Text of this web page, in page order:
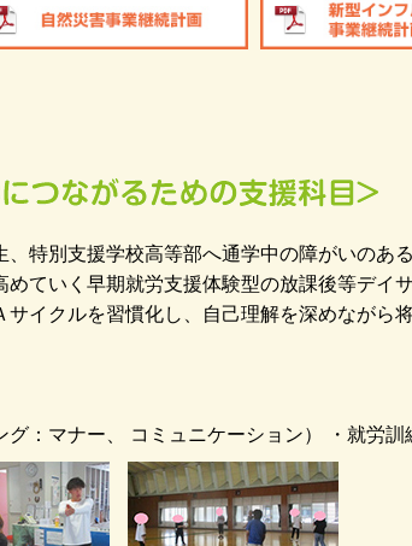
特別支援学校高等部へ通学中の障がいのあ
ていく早期就労支援体験型の放課後等デイ
イクルを習慣化し、自己理解を深めながら
グ：マナー、 コミュニケーション） ・就労訓